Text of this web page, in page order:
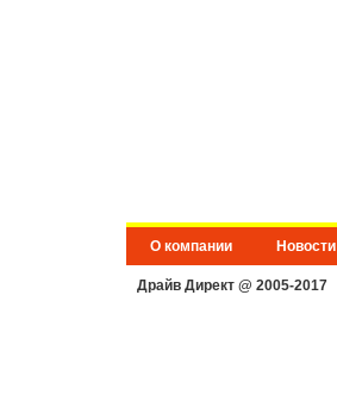
О компании Новости
Драйв Директ @ 2005-2017